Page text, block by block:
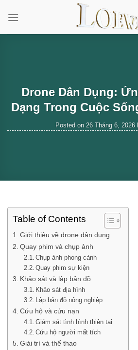
Drone Dân Dụng:
Dạng Trong Cuộc
Posted on 26 Tháng 6, 2026
Table of Contents
Giới thiệu về drone dân dụng
Quay phim và chụp ảnh
Chụp ảnh phong cảnh
Quay phim sự kiện
Khảo sát và lập bản đồ
Khảo sát địa hình
Lập bản đồ nông nghiệp
Cứu hộ và cứu nạn
Giám sát tình hình thiên tai
Cứu hộ người mất tích
Giải trí và thể thao